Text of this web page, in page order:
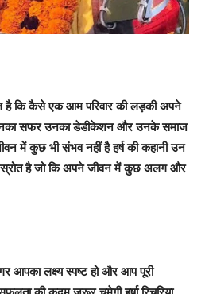
है कि कैसे एक आम परिवार की लड़की अपने
सफर उनका डेडीकेशन और उनके समाज
में कुछ भी संभव नहीं है हर्ष की कहानी उन
स्रोत है जो कि अपने जीवन में कुछ अलग और
आपका लक्ष्य स्पष्ट हो और आप पूरी